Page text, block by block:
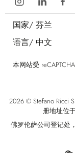
国家/ 芬兰
语言/ 中文
本网站受
2026 © Stefano Ricci
册地址位
佛罗伦萨公司登记处